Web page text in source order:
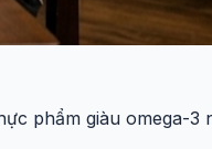
phẩm giàu omega-3